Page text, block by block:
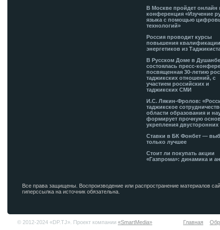
В Москве пройдет онлайн
конференция «Изучение
языка с помощью
технологий»
Россия проводит курсы
повышения
энергетиков из
В Русском Доме в
состоялась пресс-
посвященная 30-летию
таджикских отношений, с
участием российских и
таджикских СМИ
И.С. Лякин-Фролов:
таджикское
области образования и
формирует прочную
укрепления двусторонних
Ставки в БК Фонбет —
только лучшее
Стоит ли покупать акции
«Газпрома»: динамика и
Все права защищены. Воспроизводение или распространение материалов
гиперссылка на источник обязательна.
© 2012-2024 «DP.TJ». Проект компании «SmartMedia» Главная